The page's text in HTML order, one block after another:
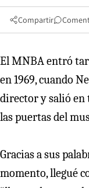
Compartir
El MNBA entró
en 1969, cuando
director y salió en
las puertas del
Gracias a sus
momento, llegué